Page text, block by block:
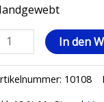
Buchara
In den
10108